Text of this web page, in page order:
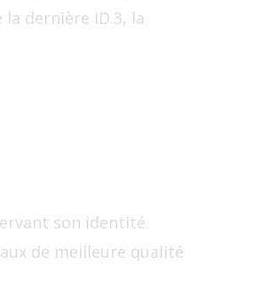
dernière ID.3, la
son identité.
de meilleure qualité